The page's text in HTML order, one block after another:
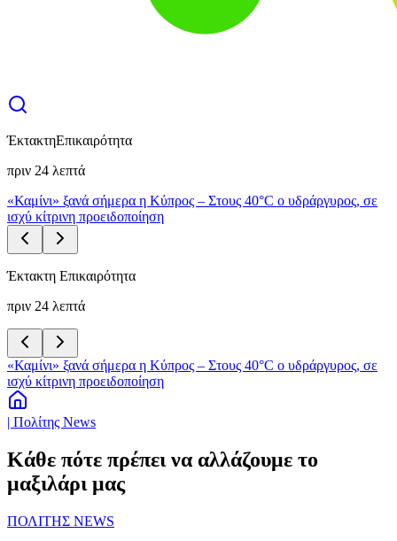
ΈκτακτηΕπικαιρότητα
πριν 24 λεπτά
«Καμίνι» ξανά σήμερα η Κύπρος – Στους 40°C ο υδράργυρος, σε
ισχύ κίτρινη προειδοποίηση
Έκτακτη Επικαιρότητα
πριν 24 λεπτά
«Καμίνι» ξανά σήμερα η Κύπρος – Στους 40°C ο υδράργυρος, σε
ισχύ κίτρινη προειδοποίηση
| Πολίτης News
Κάθε πότε πρέπει να αλλάζουμε το
μαξιλάρι μας
ΠΟΛΙΤΗΣ NEWS